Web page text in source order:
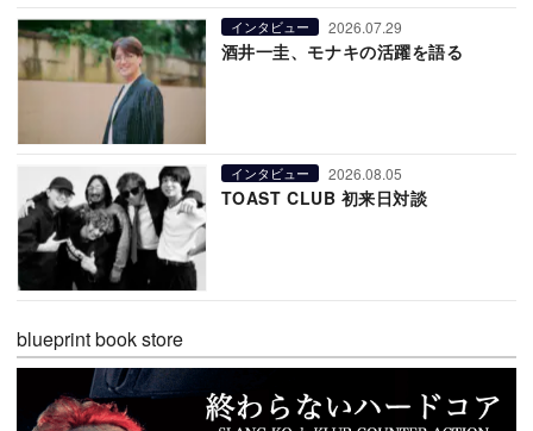
インタビュー 2026.07.29
酒井一圭、モナキの活躍を語る
インタビュー 2026.08.05
TOAST CLUB 初来日対談
blueprint book store